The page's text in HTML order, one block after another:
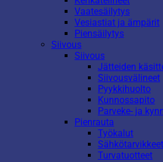
Vaatesäilytys
Vesiastiat ja ämpärit
Piensäilytys
Siivous
Siivous
Jätteiden
Siivousvälineet
Pyykkihuolto
Kunnossapito
Parveke- ja
Pienrauta
Työkalut
Sähkötarvikkeet
Turvatuotteet